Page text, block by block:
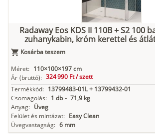
Radaway Eos KDS II 110B + S2 100
zuhanykabin, króm kerettel és
Kosárba teszem
Méret: 110×100×197 cm
Ár (bruttó): 324 990 Ft /szett
Termékkód: 13799483-01L + 13799432-01
Csomagolás: 1 db - 71,9 kg
Anyag: Üveg
Felület és mintázat: Easy Clean
Üvegvastagság: 6 mm